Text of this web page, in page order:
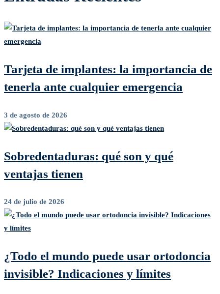
Tarjeta de implantes: la importancia de
tenerla ante cualquier emergencia
3 de agosto de 2026
Sobredentaduras: qué son y qué
ventajas tienen
24 de julio de 2026
¿Todo el mundo puede usar ortodoncia
invisible? Indicaciones y límites